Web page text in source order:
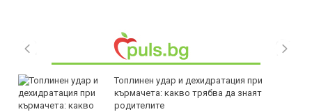
Топлинен удар и дехидратация при
кърмачета: какво трябва да знаят
родителите